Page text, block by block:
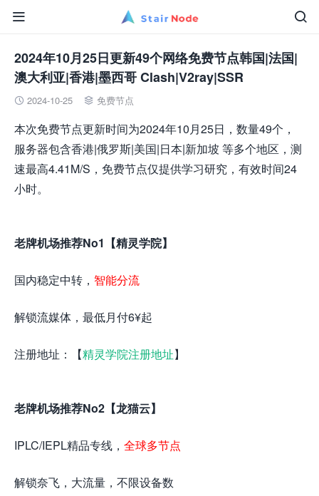


2024年10月25日更新49个网络免费节点韩国|法国|
澳大利亚|香港|墨西哥 Clash|V2ray|SSR
 2024-10-25  免费节点
本次免费节点更新时间为2024年10月25日，数量49个，
服务器包含香港|俄罗斯|美国|日本|新加坡 等多个地区，测
速最高4.41M/S，免费节点仅提供学习研究，有效时间24
小时。
老牌机场推荐No1【精灵学院】
国内稳定中转， 智能分流
解锁流媒体，最低月付6¥起
注册地址：【精灵学院注册地址】
老牌机场推荐No2【龙猫云】
IPLC/IEPL精品专线， 全球多节点
解锁奈飞，大流量，不限设备数